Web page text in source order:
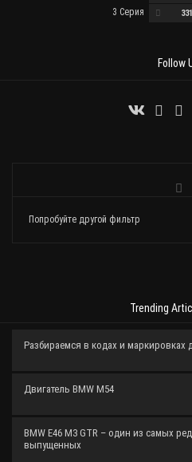
3 Серия
Follow
Попробуйте другой фильтр
Trending
Разбираемся в кодах и маркировках
Двигатель BMW M54
BMW E46 M3 GTR – один из самых
выпущенных